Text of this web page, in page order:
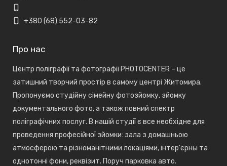
+380 (68) 552-03-82
Про нас
Центр поліграфії та фотографії PHOTOCENTER – це
затишний творчий простір в самому центрі Житомира.
Пропонуємо студійну сімейну фотозйомку, зйомку
документального фото, а також повний спектр
поліграфічних послуг. В нашій студії є все необхідне для
проведення професійної зйомки: зала з домашньою
атмосферою та різноманітними локаціями, інтер’єрны та
однотонні фони, реквізит. Поруч парковка авто.